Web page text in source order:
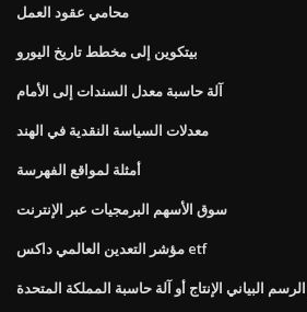
محامي عقود العمل
بيتكوين إلى مخطط تاريخ اليورو
آلة حاسبة معدل السندات إلى الأمام
معدلات السياسة النقدية في الهند
أمثلة لمواقع الفهرسة
سوق الأسهم البرمجيات عبر الإنترنت
مؤشر التعدين العالمي داكس etf
البياني الإنتاج أو آلة حاسبة المملكة المتحدة